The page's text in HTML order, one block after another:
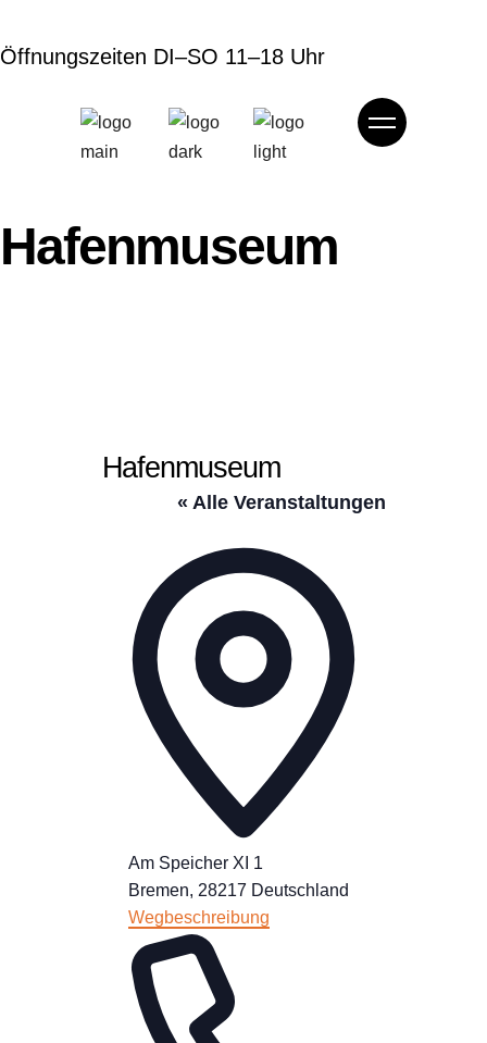
Öffnungszeiten DI–SO 11–18 Uhr
Hafenmuseum
Hafenmuseum
« Alle Veranstaltungen
Am Speicher XI 1
Bremen, 28217 Deutschland
Wegbeschreibung